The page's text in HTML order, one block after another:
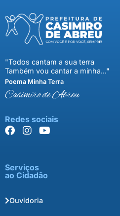
"Todos cantam a sua terra
Também vou cantar a minha..."
Poema Minha Terra
Casimiro de Abreu
Redes sociais
Serviços
ao Cidadão
Ouvidoria